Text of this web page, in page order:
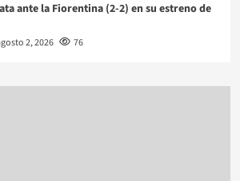
ante la Fiorentina (2-2) en su estreno de
2, 2026 76